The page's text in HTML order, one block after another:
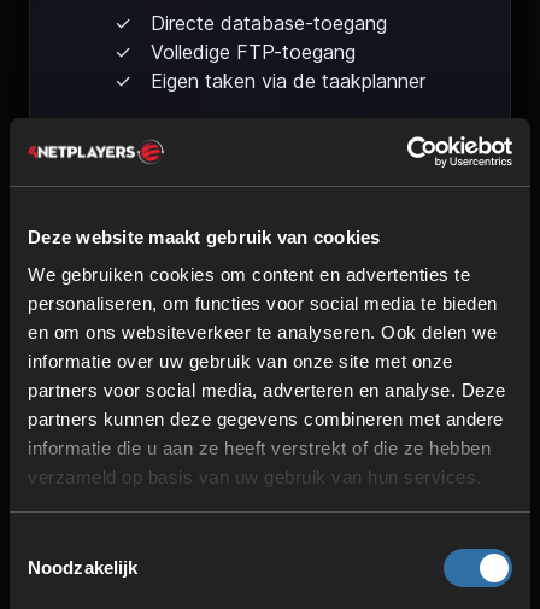
Deze website maakt gebruik van cookies
We gebruiken cookies om content en advertenties te
personaliseren, om functies voor social media te bieden
en om ons websiteverkeer te analyseren. Ook delen we
informatie over uw gebruik van onze site met onze
partners voor social media, adverteren en analyse. Deze
partners kunnen deze gegevens combineren met andere
informatie die u aan ze heeft verstrekt of die ze hebben
verzameld op basis van uw gebruik van hun services.
Noodzakelijk
Directe database-toegang
Volledige FTP-toegang
Eigen taken via de taakplanner
Minecraft-servers veilig en
flexibel betalen